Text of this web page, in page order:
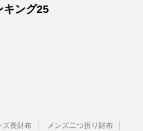
キング25
ズ長財布
メンズ二つ折り財布